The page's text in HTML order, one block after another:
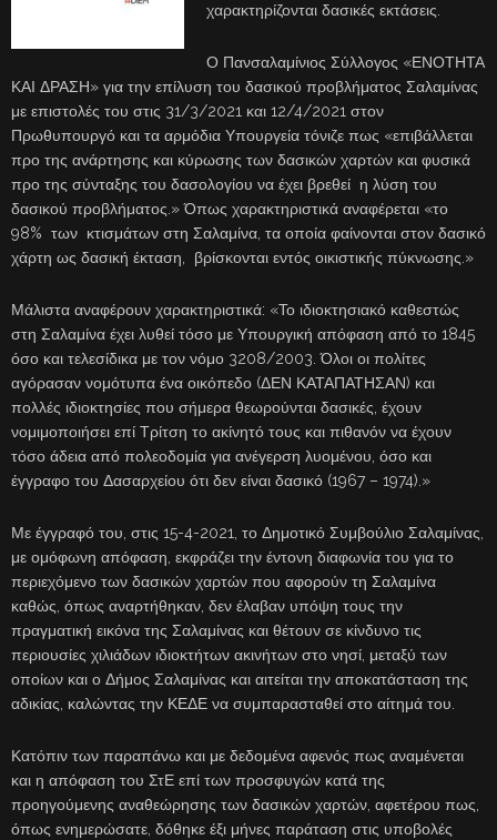
χαρακτηρίζονται δασικές εκτάσεις.
Ο Πανσαλαμίνιος Σύλλογος «ΕΝΟΤΗΤΑ
ΚΑΙ ΔΡΑΣΗ» για την επίλυση του δασικού προβλήματος Σαλαμίνας
με επιστολές του στις 31/3/2021 και 12/4/2021 στον
Πρωθυπουργό και τα αρμόδια Υπουργεία τόνιζε πως «επιβάλλεται
προ της ανάρτησης και κύρωσης των δασικών χαρτών και φυσικά
προ της σύνταξης του δασολογίου να έχει βρεθεί η λύση του
δασικού προβλήματος.» Όπως χαρακτηριστικά αναφέρεται «το
98% των κτισμάτων στη Σαλαμίνα, τα οποία φαίνονται στον δασικό
χάρτη ως δασική έκταση, βρίσκονται εντός οικιστικής πύκνωσης.»
Μάλιστα αναφέρουν χαρακτηριστικά: «Το ιδιοκτησιακό καθεστώς
στη Σαλαμίνα έχει λυθεί τόσο με Υπουργική απόφαση από το 1845
όσο και τελεσίδικα με τον νόμο 3208/2003. Όλοι οι πολίτες
αγόρασαν νομότυπα ένα οικόπεδο (ΔΕΝ ΚΑΤΑΠΑΤΗΣΑΝ) και
πολλές ιδιοκτησίες που σήμερα θεωρούνται δασικές, έχουν
νομιμοποιήσει επί Τρίτση το ακίνητό τους και πιθανόν να έχουν
τόσο άδεια από πολεοδομία για ανέγερση λυομένου, όσο και
έγγραφο του Δασαρχείου ότι δεν είναι δασικό (1967 – 1974).»
Με έγγραφό του, στις 15-4-2021, το Δημοτικό Συμβούλιο Σαλαμίνας,
με ομόφωνη απόφαση, εκφράζει την έντονη διαφωνία του για το
περιεχόμενο των δασικών χαρτών που αφορούν τη Σαλαμίνα
καθώς, όπως αναρτήθηκαν, δεν έλαβαν υπόψη τους την
πραγματική εικόνα της Σαλαμίνας και θέτουν σε κίνδυνο τις
περιουσίες χιλιάδων ιδιοκτήτων ακινήτων στο νησί, μεταξύ των
οποίων και ο Δήμος Σαλαμίνας και αιτείται την αποκατάσταση της
αδικίας, καλώντας την ΚΕΔΕ να συμπαρασταθεί στο αίτημά του.
Κατόπιν των παραπάνω και με δεδομένα αφενός πως αναμένεται
και η απόφαση του ΣτΕ επί των προσφυγών κατά της
προηγούμενης αναθεώρησης των δασικών χαρτών, αφετέρου πως,
όπως ενημερώσατε, δόθηκε έξι μήνες παράταση στις υποβολές